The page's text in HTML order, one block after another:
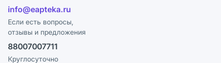
Блог
Лицензия
Реклама на сайте
Ваши товары на ЕАПТЕКЕ
Программа СберСпасибо
Политика конфиденциальности
Пользовательское соглашение
info@eapteka.ru
Если есть вопросы,
отзывы и предложения
88007007711
Круглосуточно